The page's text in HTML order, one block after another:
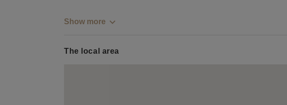
Show more
The local area